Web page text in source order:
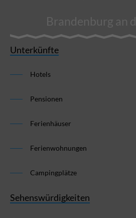
Brandenburg an
Unterkünfte
Hotels
Pensionen
Ferienhäuser
Ferienwohnungen
Campingplätze
Sehenswürdigkeiten